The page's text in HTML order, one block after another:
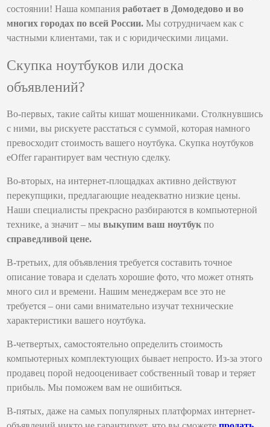
состоянии! Наша компанияработает в Домодедово и во
многих городах по всей России. Мы сотрудничаем как с
частными клиентами, так и с юридическими лицами.
Скупка ноутбуков или доска
объявлений?
Во-первых, такие сайты кишат мошенниками. Столкнувшись
с ними, вы рискуете расстаться с суммой, которая намного
превосходит стоимость вашего ноутбука. Скупка ноутбуков
eOffer гарантирует вам честную сделку.
Во-вторых, на интернет-площадках активно действуют
перекупщики, предлагающие неадекватно низкие цены.
Наши специалисты прекрасно разбираются в компьютерной
технике, а значит – мывыкупим ваш ноутбук по
справедливой цене.
В-третьих, для объявления требуется составить точное
описание товара и сделать хорошие фото, что может отнять
много сил и времени. Нашим менеджерам все это не
требуется – они сами внимательно изучат технические
характеристики вашего ноутбука.
В-четвертых, самостоятельно определить стоимость
компьютерных комплектующих бывает непросто. Из-за этого
продавец порой недооценивает собственный товар и теряет
прибыль. Мы поможем вам не ошибиться.
В-пятых, даже на самых популярных платформах интернет-